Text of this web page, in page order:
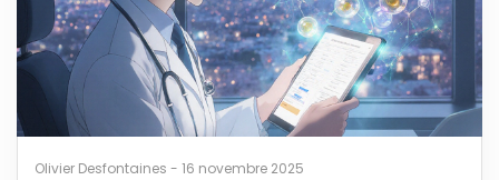
Olivier Desfontaines - 16 novembre 2025